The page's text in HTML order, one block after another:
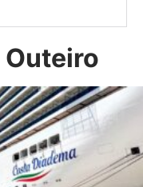
Outeiro